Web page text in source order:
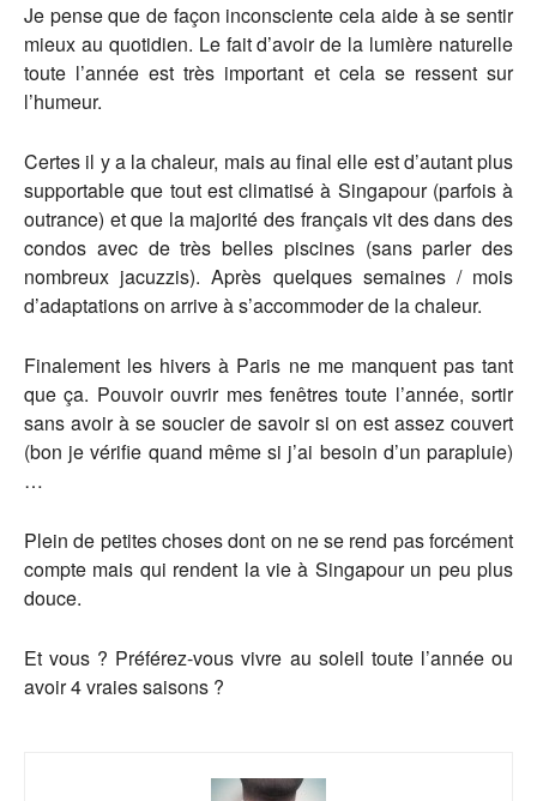
Je pense que de façon inconsciente cela aide à se sentir
mieux au quotidien. Le fait d’avoir de la lumière naturelle
toute l’année est très important et cela se ressent sur
l’humeur.
Certes il y a la chaleur, mais au final elle est d’autant plus
supportable que tout est climatisé à Singapour (parfois à
outrance) et que la majorité des français vit des dans des
condos avec de très belles piscines (sans parler des
nombreux jacuzzis). Après quelques semaines / mois
d’adaptations on arrive à s’accommoder de la chaleur.
Finalement les hivers à Paris ne me manquent pas tant
que ça. Pouvoir ouvrir mes fenêtres toute l’année, sortir
sans avoir à se soucier de savoir si on est assez couvert
(bon je vérifie quand même si j’ai besoin d’un parapluie)
…
Plein de petites choses dont on ne se rend pas forcément
compte mais qui rendent la vie à Singapour un peu plus
douce.
Et vous ? Préférez-vous vivre au soleil toute l’année ou
avoir 4 vraies saisons ?